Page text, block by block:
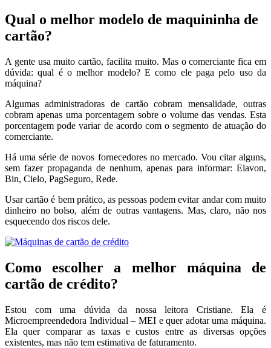
Qual o melhor modelo de maquininha de
cartão?
A gente usa muito cartão, facilita muito. Mas o comerciante fica em
dúvida: qual é o melhor modelo? E como ele paga pelo uso da
máquina?
Algumas administradoras de cartão cobram mensalidade, outras
cobram apenas uma porcentagem sobre o volume das vendas. Esta
porcentagem pode variar de acordo com o segmento de atuação do
comerciante.
Há uma série de novos fornecedores no mercado. Vou citar alguns,
sem fazer propaganda de nenhum, apenas para informar: Elavon,
Bin, Cielo, PagSeguro, Rede.
Usar cartão é bem prático, as pessoas podem evitar andar com muito
dinheiro no bolso, além de outras vantagens. Mas, claro, não nos
esquecendo dos riscos dele.
Como escolher a melhor máquina de
cartão de crédito?
Estou com uma dúvida da nossa leitora Cristiane. Ela é
Microempreendedora Individual – MEI e quer adotar uma máquina.
Ela quer comparar as taxas e custos entre as diversas opções
existentes, mas não tem estimativa de faturamento.